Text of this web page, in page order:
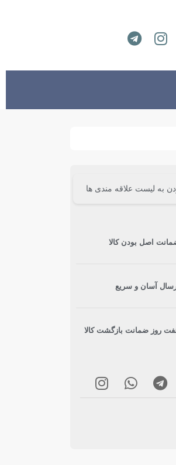
به لیست علاقه مندی ها
اصل بودن کالا
آسان و سریع
روز ضمانت بازگشت کالا